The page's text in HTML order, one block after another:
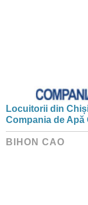
Locuitorii din
Compania de Apă
BIHON CAO